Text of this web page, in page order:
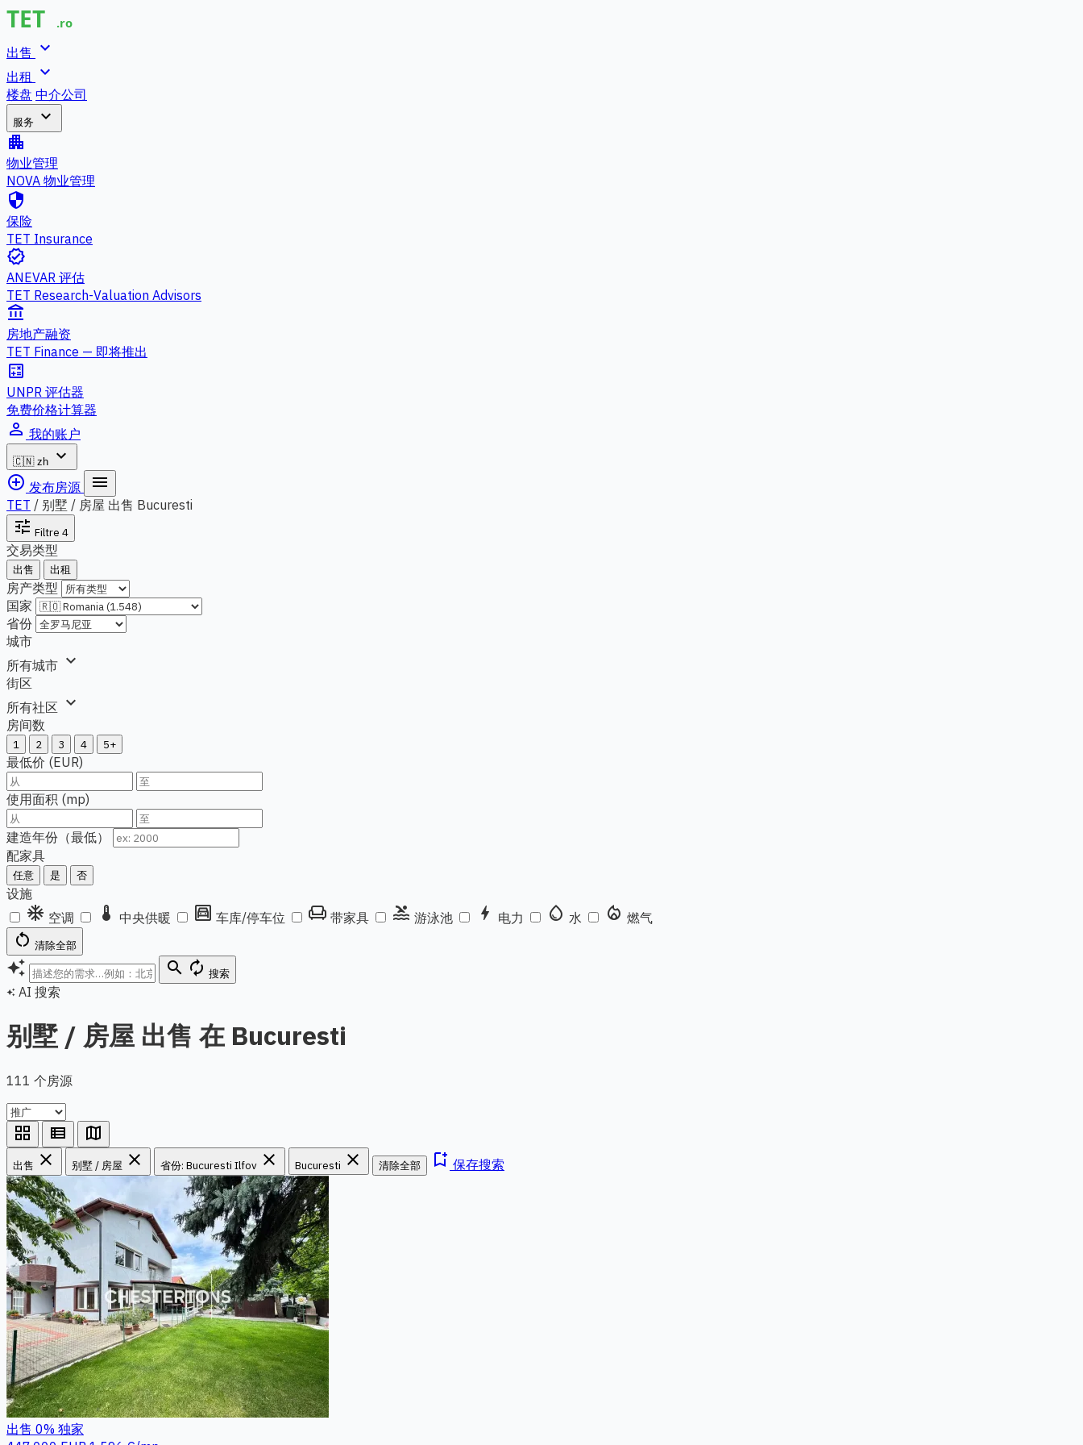
出售 expand_more
出租 expand_more
楼盘 中介公司
服务 expand_more
apartment
物业管理
NOVA 物业管理
security
保险
TET Insurance
verified
ANEVAR 评估
TET Research-Valuation Advisors
account_balance
房地产融资
TET Finance — 即将推出
calculate
UNPR 评估器
免费价格计算器
person_outline 我的账户
🇨🇳 zh
expand_more
add_circle_outline 发布房源 menu
TET / 别墅 / 房屋 出售 Bucuresti
tune Filtre 4
交易类型
出售 出租
房产类型
国家
省份
城市
所有城市 expand_more
街区
所有社区 expand_more
房间数
1 2 3 4 5+
最低价 (EUR)
使用面积 (mp)
建造年份（最低）
配家具
任意 是 否
设施
ac_unit 空调 thermostat 中央供暖 garage 车库/停车位 chair 带家具 pool 游泳池 bolt 电力 water_drop 水 local_fire_department 燃气
restart_alt 清除全部
auto_awesome search autorenew 搜索
auto_awesome AI 搜索
别墅 / 房屋 出售 在 Bucuresti
111 个房源
grid_view view_list map
出售 close 别墅 / 房屋 close 省份: Bucuresti Ilfov close Bucuresti close 清除全部 bookmark_add 保存搜索
出售 0% 独家